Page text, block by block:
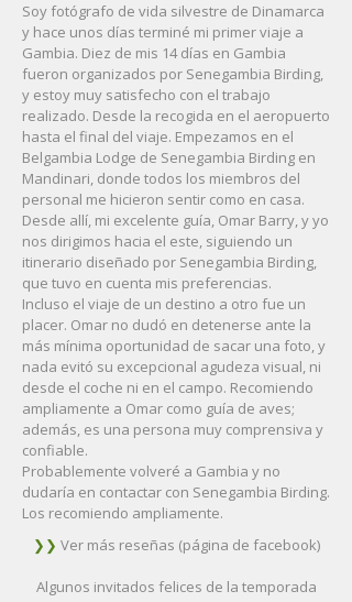
Soy fotógrafo de vida silvestre de Dinamarca
y hace unos días terminé mi primer viaje a
Gambia. Diez de mis 14 días en Gambia
fueron organizados por Senegambia Birding,
y estoy muy satisfecho con el trabajo
realizado. Desde la recogida en el aeropuerto
hasta el final del viaje. Empezamos en el
Belgambia Lodge de Senegambia Birding en
Mandinari, donde todos los miembros del
personal me hicieron sentir como en casa.
Desde allí, mi excelente guía, Omar Barry, y yo
nos dirigimos hacia el este, siguiendo un
itinerario diseñado por Senegambia Birding,
que tuvo en cuenta mis preferencias.
Incluso el viaje de un destino a otro fue un
placer. Omar no dudó en detenerse ante la
más mínima oportunidad de sacar una foto, y
nada evitó su excepcional agudeza visual, ni
desde el coche ni en el campo. Recomiendo
ampliamente a Omar como guía de aves;
además, es una persona muy comprensiva y
confiable.
Probablemente volveré a Gambia y no
dudaría en contactar con Senegambia Birding.
Los recomiendo ampliamente.
❯❯ Ver más reseñas (página de facebook)
Algunos invitados felices de la temporada